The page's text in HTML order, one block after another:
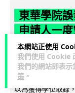
本網站正使用
我們使用 Cookie
我們的網站即表
策 。
東華學院
申請人一
防護缺失
東華學院今日（5
11,139 名課程申
以為獲得學位取錄